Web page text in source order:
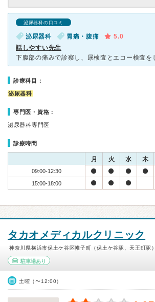
泌尿器科の口コミ
泌尿器科 胃痛・腹痛
5.0
話しやすい先生
診療科目：
泌尿器科
専門医・資格：
泌尿器科専門医
診療時間
月 火 水 木
09:00-12:30
15:00-18:00
タカオメディカルクリニック
神奈川県横浜市保土ケ谷区帷子町（保土ケ谷駅、天王町駅）
駐車場あり
土曜（〜12:00）